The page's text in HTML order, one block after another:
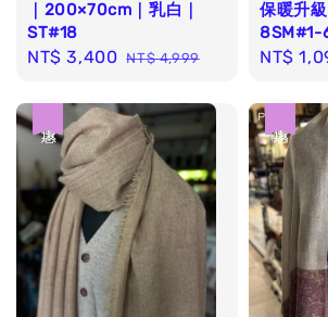
｜200×70cm｜乳白｜
ST#18
Sale
NT$ 3,400 Regular
NT$ 4,999
保暖升
8SM#1-
Sale
NT$